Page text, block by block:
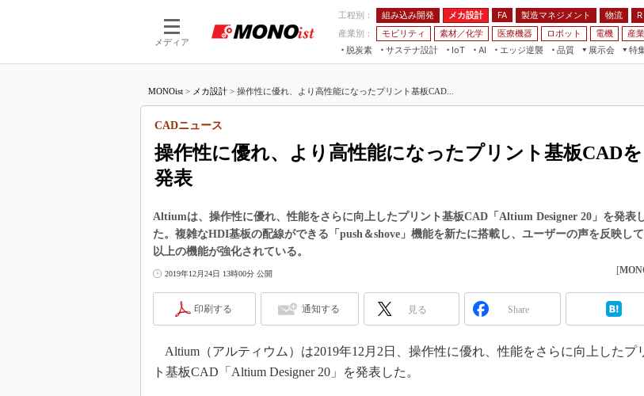
メディア
工程別： 組み込み開発 メカ設計 FA 製造マネジメント 物流
産業別：
モビリティ 素材／化学 医療機器 ロボット 電機 産
脱炭素
サステナ設計
IoT
つながる工場
AI
AI×設備保全
エッジ逆襲 品質
展示会
JIMTOF
IIFES
TECHNO-FRONTIER
EdgeTech+
日本ものづくりワールド
AUTOMOTIVE WORLD
特
VR／AR
フィールドサービス
組み込み画像技術
組み込みモデリング
ISO26262
3Dプリンタ
MONOist > メカ設計 > 操作性に優れ、より高性能になったプリント基板CAD...
操作性に優れ、より高性能になったプリント基板CADを
発表
CADニュース
Altiumは、操作性に優れ、性能をさらに向上したプリント基板CAD「Altium Designer 20」を発表
た。複雑なHDI基板の配線ができる「push＆shove」機能を新たに搭載し、ユーザーの声を反映し
以上の機能が強化されている。
2019年12月24日 13時00分 公開 [
印刷する 通知する 見る Share
Altium（アルティウム）は2019年12月2日、操作性に優れ、性能をさらに向上したプ
ト基板CAD「Altium Designer 20」を発表した。